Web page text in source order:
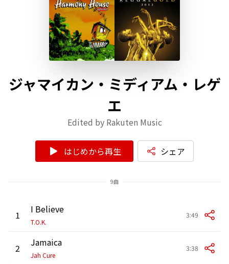
ジャマイカン・ミディアム・レゲ
エ
Edited by Rakuten Music
はじめから再生 シェア
9曲
1 I Believe
T.O.K.
3:49
2 Jamaica
Jah Cure
3:38